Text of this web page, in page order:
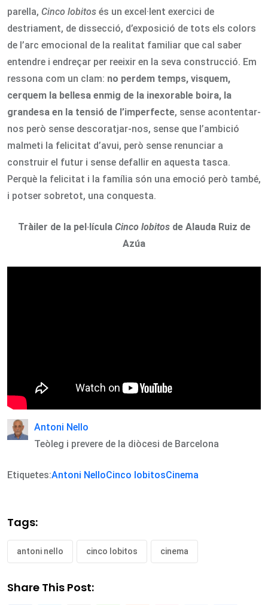
parella, Cinco lobitos és un excel·lent exercici de
destriament, de dissecció, d’exposició de tots els colors
de l’arc emocional de la realitat familiar que cal saber
entendre i endreçar per reeixir en la seva construcció. Em
ressona com un clam: no perdem temps, visquem,
cerquem la bellesa enmig de la inexorable boira, la
grandesa en la tensió de l’imperfecte, sense acontentar-
nos però sense descoratjar-nos, sense que l’ambició
malmeti la felicitat d’avui, però sense renunciar a
construir el futur i sense defallir en aquesta tasca.
Perquè la felicitat i la família són una emoció però també,
i potser sobretot, una conquesta.
Tràiler de la pel·lícula Cinco lobitosde Alauda Ruiz de
Azúa
Antoni Nello
Teòleg i prevere de la diòcesi de Barcelona
Etiquetes:Antoni NelloCinco lobitosCinema
Tags:
antoni nello cinco lobitos cinema
Share This Post: